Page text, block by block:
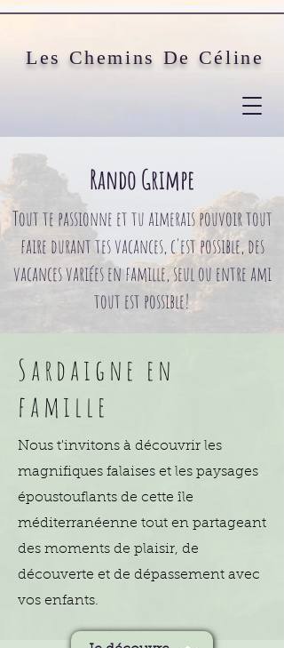
Les Chemins De Céline
Rando Grimpe
Tout te passionne et tu aimerais pouvoir tout
faire durant tes vacances, c'est possible, des
vacances variées en famille, seul ou entre ami
tout est possible!
Sardaigne en
famille
Nous t'invitons à découvrir les
magnifiques falaises et les paysages
époustouflants de cette île
méditerranéenne tout en partageant
des moments de plaisir, de
découverte et de dépassement avec
vos enfants.